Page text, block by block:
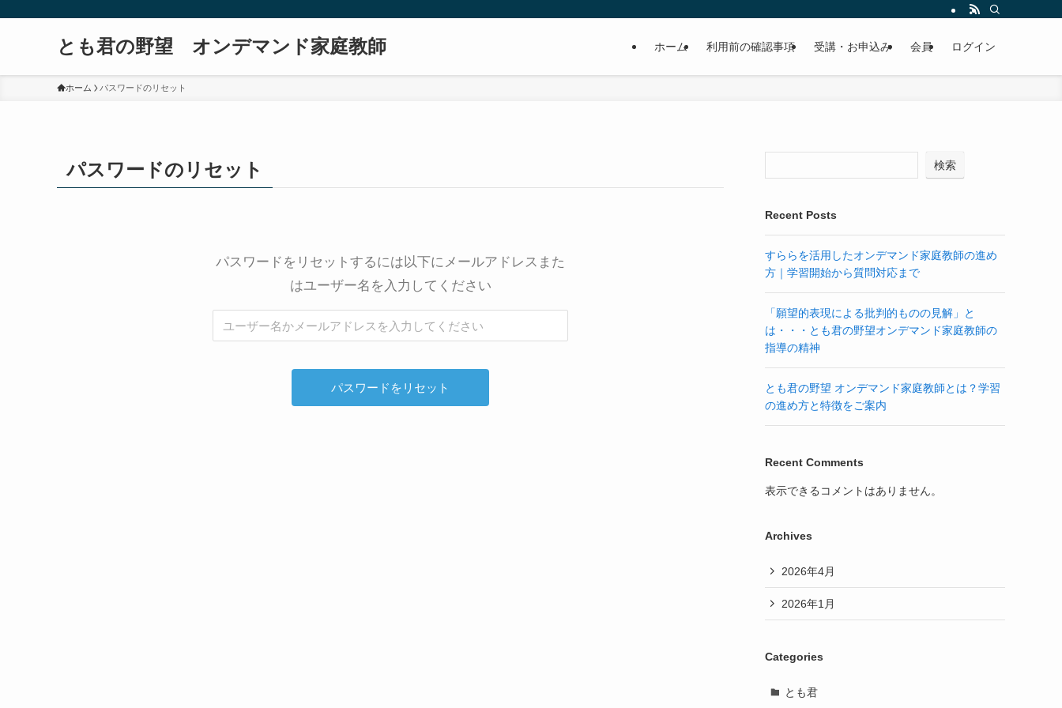
とも君の野望 オンデマンド家庭教師 ホーム 利用前の確認事項 受講・お申込み 会員 ログイン
ホーム パスワードのリセット
パスワードのリセット
パスワードをリセットするには以下にメールアドレスまた
はユーザー名を入力してください
検索
Recent Posts
すららを活用したオンデマンド家庭教師の進め
方｜学習開始から質問対応まで
「願望的表現による批判的ものの見解」と
は・・・とも君の野望オンデマンド家庭教師の
指導の精神
とも君の野望 オンデマンド家庭教師とは？学習
の進め方と特徴をご案内
Recent Comments
表示できるコメントはありません。
Archives
2026年4月
2026年1月
Categories
とも君